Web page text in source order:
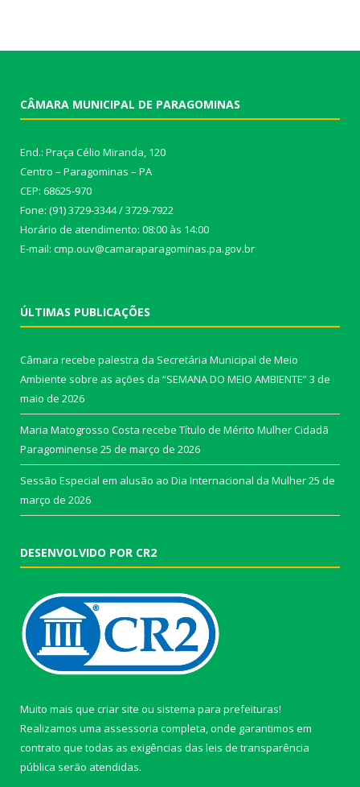
CÂMARA MUNICIPAL DE PARAGOMINAS
End.: Praça Célio Miranda, 120
Centro – Paragominas – PA
CEP: 68625-970
Fone: (91) 3729-3344 / 3729-7922
Horário de atendimento: 08:00 às 14:00
E-mail: cmp.ouv@camaraparagominas.pa.gov.br
ÚLTIMAS PUBLICAÇÕES
Câmara recebe palestra da Secretária Municipal de Meio
Ambiente sobre as ações da “SEMANA DO MEIO AMBIENTE”3 de
maio de 2026
Maria Matogrosso Costa recebe Título de Mérito Mulher Cidadã
Paragominense 25 de março de 2026
Sessão Especial em alusão ao Dia Internacional da Mulher25 de
março de 2026
DESENVOLVIDO POR CR2
Muito mais que criar site ou sistema para prefeituras!
Realizamos uma assessoria completa, onde garantimos em
contrato que todas as exigências das leis de transparência
pública serão atendidas.